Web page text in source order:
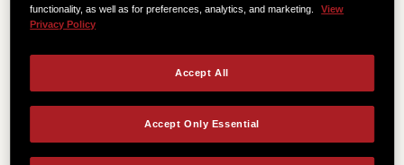
functionality, as well as for preferences, analytics, and marketing.
View
Privacy Policy
Accept Only Essential
Accept All